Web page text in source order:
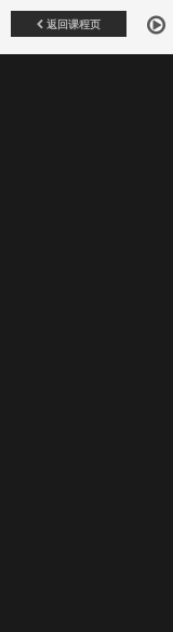
返回课程页